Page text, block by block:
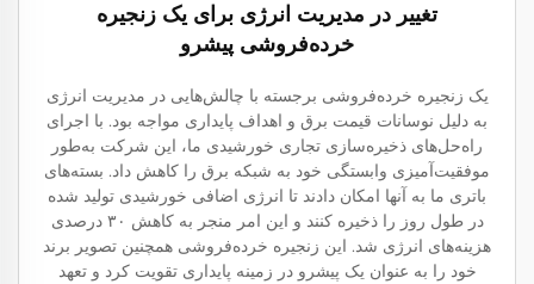
تغییر در مدیریت انرژی برای یک زنجیره
خرده‌فروشی پیشرو
یک زنجیره خرده‌فروشی برجسته با چالش‌هایی در مدیریت انرژی
به دلیل نوسانات قیمت برق و اهداف پایداری مواجه بود. با اجرای
راه‌حل‌های ذخیره‌سازی تجاری خورشیدی ما، این شرکت به‌طور
موفقیت‌آمیزی وابستگی خود به شبکه برق را کاهش داد. بسته‌های
باتری ما به آنها امکان دادند تا انرژی اضافی خورشیدی تولید شده
در طول روز را ذخیره کنند و این امر منجر به کاهش ۳۰ درصدی
هزینه‌های انرژی شد. این زنجیره خرده‌فروشی همچنین تصویر برند
خود را به عنوان یک پیشرو در زمینه پایداری تقویت کرد و تعهد